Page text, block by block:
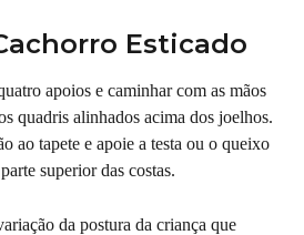
Esticado
apoios e caminhar com as mãos
quadris alinhados acima dos joelhos.
ao tapete e apoie a testa ou o queixo
superior das costas.
da postura da criança que